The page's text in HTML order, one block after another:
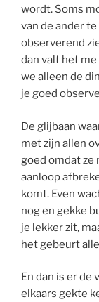
wordt. Soms
van de ander
observerend
dan valt het
we alleen de
je goed
De glijbaan
met zijn allen
goed omdat ze
aanloop
komt. Even
nog en gekke
je lekker zit,
het gebeurt
En dan is er de
elkaars gekte